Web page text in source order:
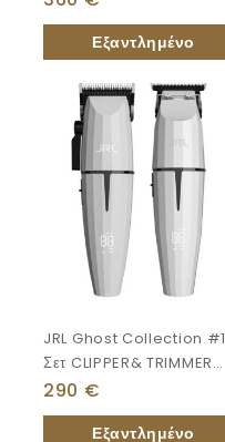
Λευκό GH-2401-2
JRL Ghost Collection #1
Σετ CLIPPER& TRIMMER
Λευκό
290 €